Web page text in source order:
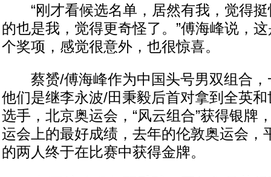
“刚才看候选名单，居然有我，觉得挺
的也是我，觉得更奇怪了。”傅海峰说，
个奖项，感觉很意外，也很惊喜。
蔡赟/傅海峰作为中国头号男双组合，
他们是继李永波/田秉毅后首对拿到全英
选手，北京奥运会，“风云组合”获得银牌
运会上的最好成绩，去年的伦敦奥运会，
的两人终于在比赛中获得金牌。